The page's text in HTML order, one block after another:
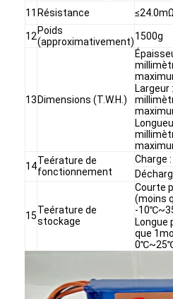
11 Résistance ≤24.0mΩ
12 Poids
(approximativement)1500g
13 Dimensions (T.W.H.)
Largeur
14Teérature de
fonctionnement
Charge
15Teérature de
stockage
Courte
(moins
-
Longue
que